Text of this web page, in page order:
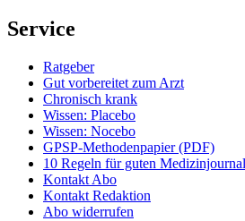
Service
Ratgeber
Gut vorbereitet zum Arzt
Chronisch krank
Wissen: Placebo
Wissen: Nocebo
GPSP-Methodenpapier (PDF)
10 Regeln für guten
Kontakt Abo
Kontakt Redaktion
Abo widerrufen